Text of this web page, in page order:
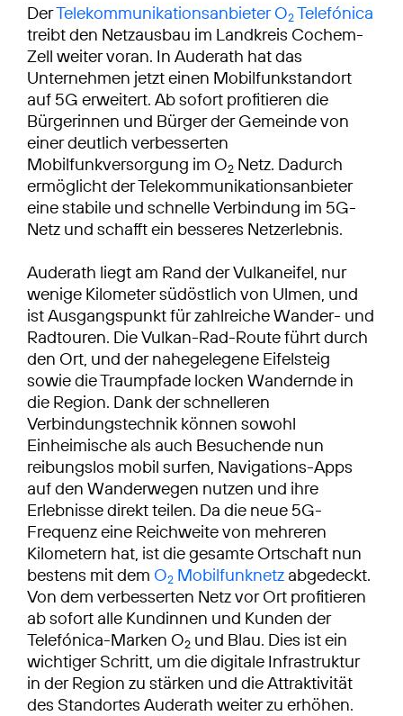
DerTelekommunikationsanbieter O2Telefónica
treibt den Netzausbau im Landkreis Cochem-
Zell weiter voran. In Auderath hat das
Unternehmen jetzt einen Mobilfunkstandort
auf 5G erweitert. Ab sofort profitieren die
Bürgerinnen und Bürger der Gemeinde von
einer deutlich verbesserten
Mobilfunkversorgung im O2 Netz. Dadurch
ermöglicht der Telekommunikationsanbieter
eine stabile und schnelle Verbindung im 5G-
Netz und schafft ein besseres Netzerlebnis.
Auderath liegt am Rand der Vulkaneifel, nur
wenige Kilometer südöstlich von Ulmen, und
ist Ausgangspunkt für zahlreiche Wander- und
Radtouren. Die Vulkan-Rad-Route führt durch
den Ort, und der nahegelegene Eifelsteig
sowie die Traumpfade locken Wandernde in
die Region. Dank der schnelleren
Verbindungstechnik können sowohl
Einheimische als auch Besuchende nun
reibungslos mobil surfen, Navigations-Apps
auf den Wanderwegen nutzen und ihre
Erlebnisse direkt teilen. Da die neue 5G-
Frequenz eine Reichweite von mehreren
Kilometern hat, ist die gesamte Ortschaft nun
bestens mit dem O2 Mobilfunknetz abgedeckt.
Von dem verbesserten Netz vor Ort profitieren
ab sofort alle Kundinnen und Kunden der
Telefónica-Marken O2 und Blau. Dies ist ein
wichtiger Schritt, um die digitale Infrastruktur
in der Region zu stärken und die Attraktivität
des Standortes Auderath weiter zu erhöhen.